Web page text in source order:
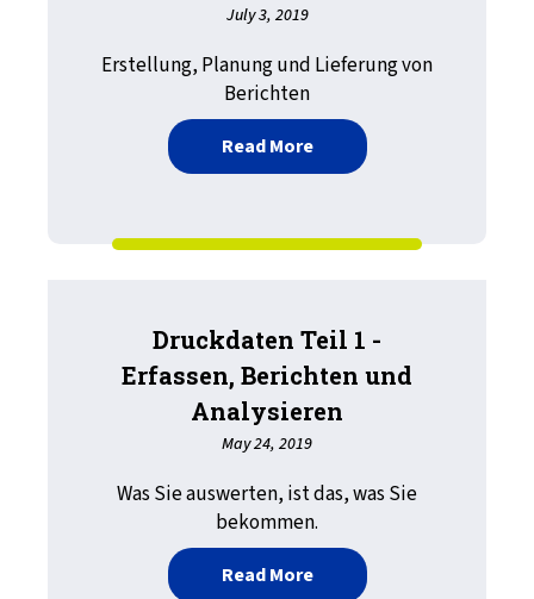
July 3, 2019
Erstellung, Planung und Lieferung von
Berichten
Read Moreabout Druckdaten Teil 2
Druckdaten Teil 1 -
Erfassen, Berichten und
Analysieren
May 24, 2019
Was Sie auswerten, ist das, was Sie
bekommen.
Read Moreabout Druckdaten Teil 1